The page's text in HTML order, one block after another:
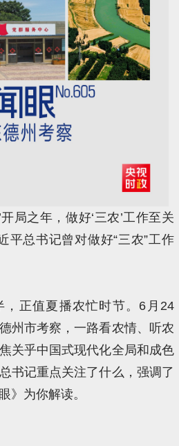
开局之年，做好‘三农’工作至关
平总书记曾对做好“三农”工作
，正值夏播农忙时节。6月24
州市考察，一路看农情、听农
关乎中国式现代化全局和成色
书记重点关注了什么，强调了
》为你解读。